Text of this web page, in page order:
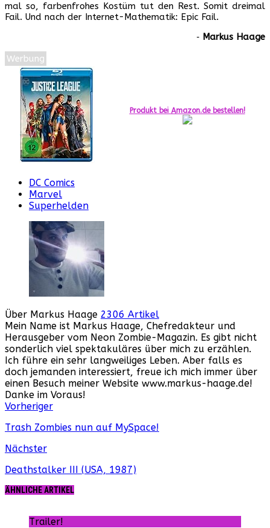
mal so, farbenfrohes Kostüm tut den Rest. Somit dreimal
Fail. Und nach der Internet-Mathematik: Epic Fail.
‐ Markus Haage
Werbung
Produkt bei Amazon.de bestellen!
DC Comics
Marvel
Superhelden
Über Markus Haage 2306 Artikel
Mein Name ist Markus Haage, Chefredakteur und
Herausgeber vom Neon Zombie-Magazin. Es gibt nicht
sonderlich viel spektakuläres über mich zu erzählen.
Ich führe ein sehr langweiliges Leben. Aber falls es
doch jemanden interessiert, freue ich mich immer über
einen Besuch meiner Website www.markus-haage.de!
Danke im Voraus!
Webseite
Facebook
Instagram
YouTube
Vorheriger
Trash Zombies nun auf MySpace!
Nächster
Deathstalker III (USA, 1987)
ÄHNLICHE ARTIKEL
Trailer!